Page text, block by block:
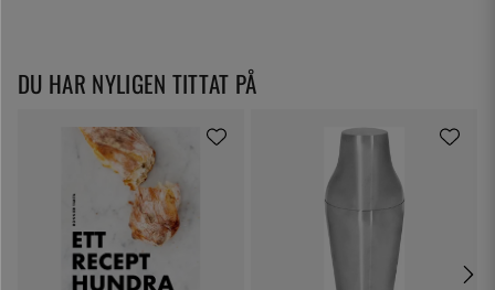
DU HAR NYLIGEN TITTAT PÅ